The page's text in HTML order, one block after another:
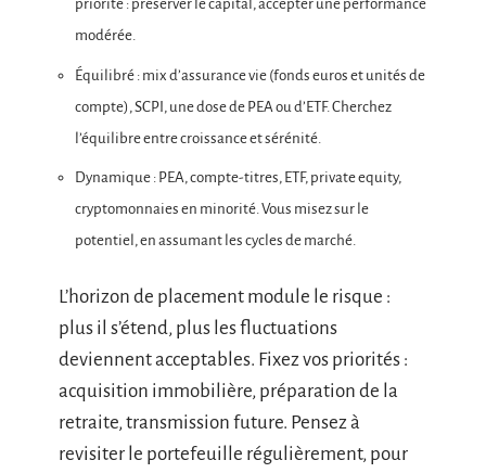
priorité : préserver le capital, accepter une performance
modérée.
Équilibré : mix d’assurance vie (fonds euros et unités de
compte), SCPI, une dose de PEA ou d’ETF. Cherchez
l’équilibre entre croissance et sérénité.
Dynamique : PEA, compte-titres, ETF, private equity,
cryptomonnaies en minorité. Vous misez sur le
potentiel, en assumant les cycles de marché.
L’horizon de placement module le risque :
plus il s’étend, plus les fluctuations
deviennent acceptables. Fixez vos priorités :
acquisition immobilière, préparation de la
retraite, transmission future. Pensez à
revisiter le portefeuille régulièrement, pour